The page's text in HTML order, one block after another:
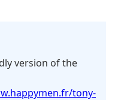
version of the
tony-